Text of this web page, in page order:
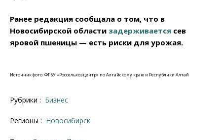
Ранее редакция сообщала о том, что в
Новосибирской области задерживается сев
яровой пшеницы — есть риски для урожая.
Источник фото: ФГБУ «Россельхозцентр» по Алтайскому краю и Республики Алтай
Рубрики : Бизнес
Регионы : Новосибирск